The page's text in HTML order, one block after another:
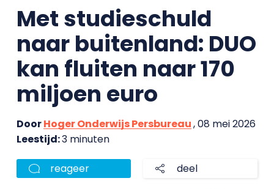
Met studieschuld
naar buitenland: DUO
kan fluiten naar 170
miljoen euro
DoorHoger Onderwijs Persbureau, 08 mei 2026
Leestijd:3 minuten
reageer deel